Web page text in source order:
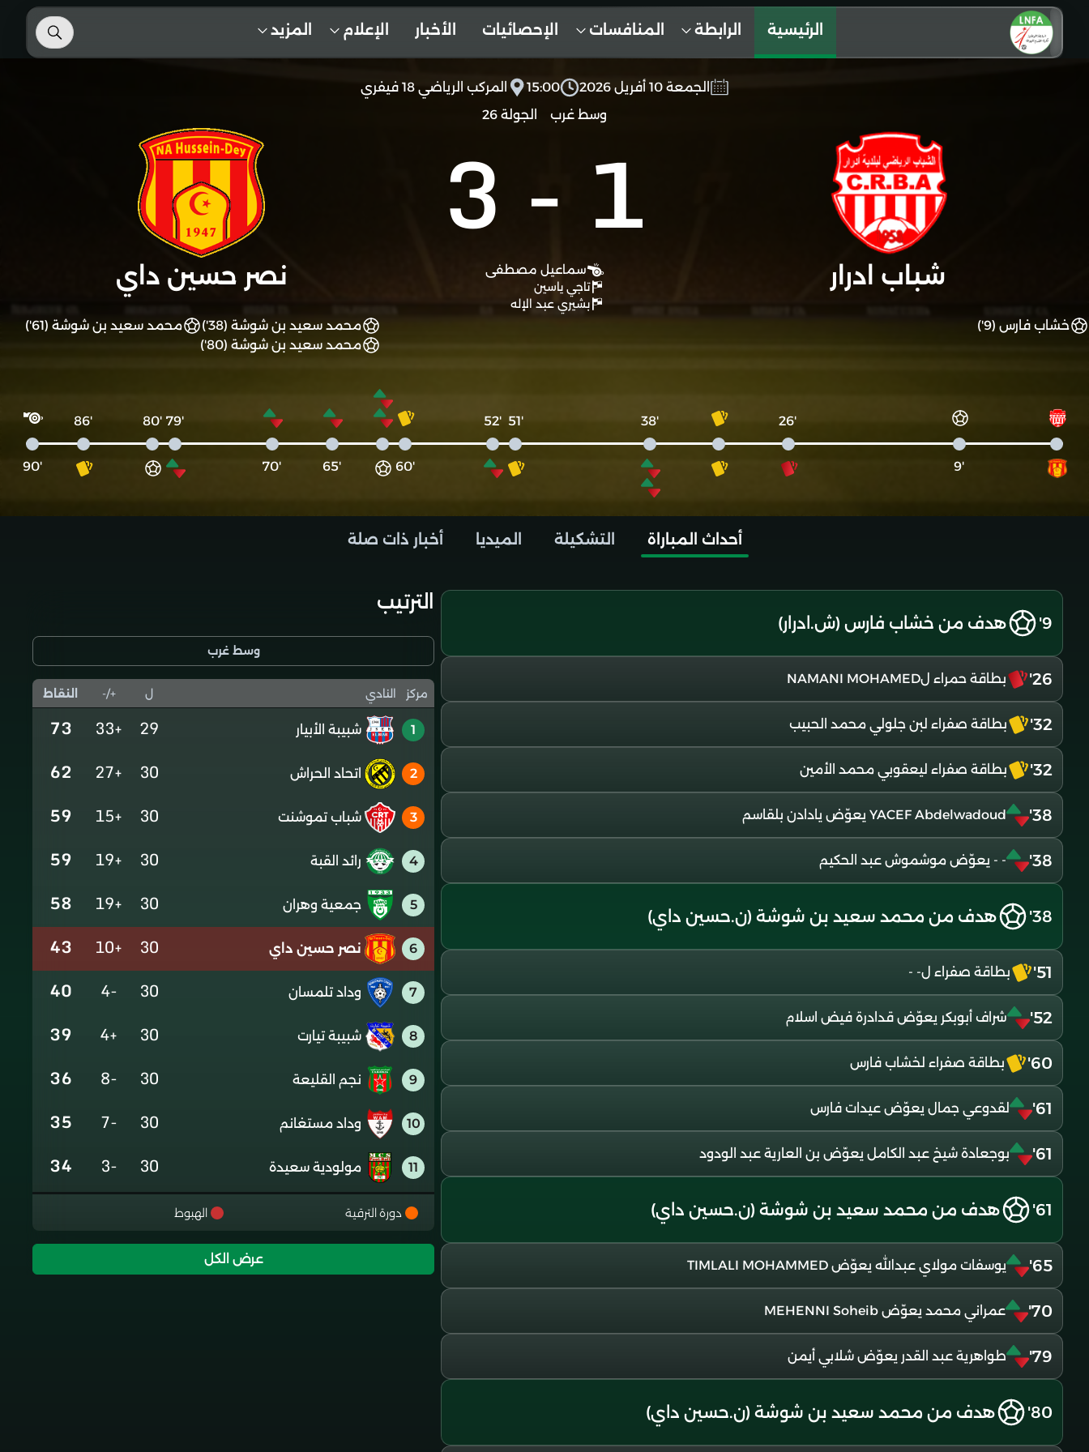
الرئيسية الرابطة المنافسات الإحصائيات الأخبار الإعلام المزيد
الجمعة 10 أفريل 2026 15:00
المركب الرياضي 18 فيفري
وسط غرب
الجولة 26
شباب ادرار
1
-
3
سماعيل مصطفى
تاجي ياسين
بشيري عبد الإله
نصر حسين داي
خشاب فارس (9') محمد سعيد بن شوشة (38')
محمد سعيد بن شوشة (61')
محمد سعيد بن شوشة (80')
'9
'26
'38
'51
'52
'60
'65
'70
'79
'80
'86
'90
أحداث المباراة التشكيلة الميديا أخبار ذات صلة
9' هدف من خشاب فارس (ش.ادرار)
26' بطاقة حمراء لNAMANI MOHAMED
32' بطاقة صفراء لبن جلولي محمد الحبيب
32' بطاقة صفراء ليعقوبي محمد الأمين
38' YACEF Abdelwadoud يعوّض يادادن بلقاسم
38' - - يعوّض موشموش عبد الحكيم
38' هدف من محمد سعيد بن شوشة (ن.حسين داي)
51' بطاقة صفراء ل- -
52' شراف أبوبكر يعوّض قدادرة فيض اسلام
60' بطاقة صفراء لخشاب فارس
61' لقدوعي جمال يعوّض عيدات فارس
61' بوجعادة شيخ عبد الكامل يعوّض بن العارية عبد الودود
61' هدف من محمد سعيد بن شوشة (ن.حسين داي)
65' يوسفات مولاي عبدالله يعوّض TIMLALI MOHAMMED
70' عمراني محمد يعوّض MEHENNI Soheib
79' طواهرية عبد القدر يعوّض شلابي أيمن
80' هدف من محمد سعيد بن شوشة (ن.حسين داي)
الترتيب
وسط غرب
مركز النادي ل +/- النقاط
1 شبيبة الأبيار 29
+33
73
2 اتحاد الحراش 30
+27
62
3 شباب تموشنت 30
+15
59
4 رائد القبة 30
+19
59
5 جمعية وهران 30
+19
58
6 نصر حسين داي 30
+10
43
7 وداد تلمسان 30
-4
40
8 شبيبة تيارت 30
+4
39
9 نجم القليعة 30
-8
36
10 وداد مستغانم 30
-7
35
11 مولودية سعيدة 30
-3
34
12 غالي معسكر
29
-14
29
دورة الترقية الهبوط
عرض الكل